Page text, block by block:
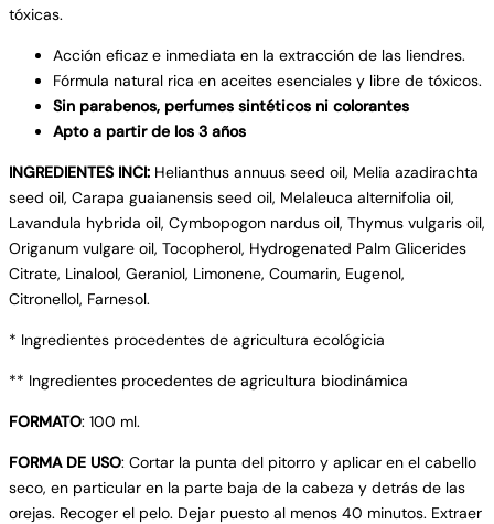
tóxicas.
Acción eficaz e inmediata en la extracción de las liendres.
Fórmula natural rica en aceites esenciales y libre de tóxicos.
Sin parabenos, perfumes sintéticos ni colorantes
Apto a partir de los 3 años
INGREDIENTES INCI: Helianthus annuus seed oil, Melia azadirachta
seed oil, Carapa guaianensis seed oil, Melaleuca alternifolia oil,
Lavandula hybrida oil, Cymbopogon nardus oil, Thymus vulgaris oil,
Origanum vulgare oil, Tocopherol, Hydrogenated Palm Glicerides
Citrate, Linalool, Geraniol, Limonene, Coumarin, Eugenol,
Citronellol, Farnesol.
* Ingredientes procedentes de agricultura ecológicia
** Ingredientes procedentes de agricultura biodinámica
FORMATO: 100 ml.
FORMA DE USO: Cortar la punta del pitorro y aplicar en el cabello
seco, en particular en la parte baja de la cabeza y detrás de las
orejas. Recoger el pelo. Dejar puesto al menos 40 minutos. Extraer